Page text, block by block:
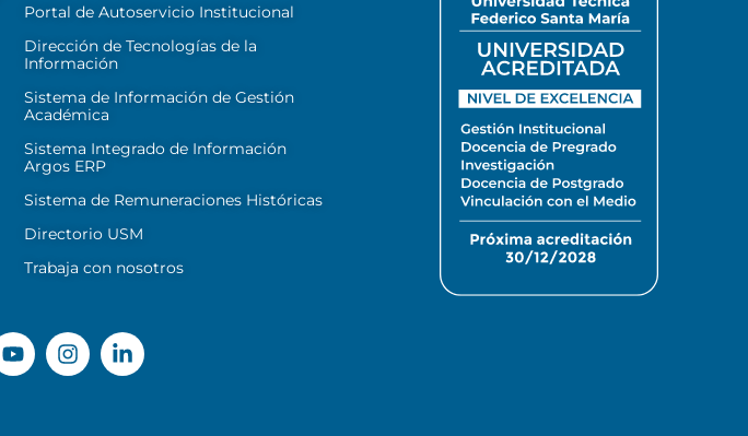
Portal de Autoservicio Institucional
Dirección de Tecnologías de la
Información
Sistema de Información de Gestión
Académica
Sistema Integrado de Información
Argos ERP
Sistema de Remuneraciones Históricas
Directorio USM
Trabaja con nosotros